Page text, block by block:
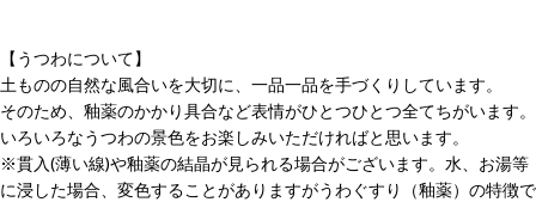
【うつわについて】
土ものの自然な風合いを大切に、一品一品を手づくりしています。
そのため、釉薬のかかり具合など表情がひとつひとつ全てちがいます。
いろいろなうつわの景色をお楽しみいただければと思います。
※貫入(薄い線)や釉薬の結晶が見られる場合がございます。水、お湯等
に浸した場合、変色することがありますがうわぐすり（釉薬）の特徴で